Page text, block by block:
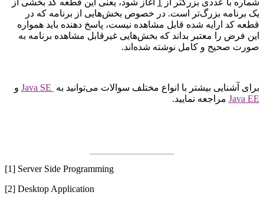
یک برنامه بزرگ‌تر است. در خصوص بخش­‌هایی از برنامه که در
قطعه کد ارایه شده قابل مشاهده نیست، پاسخ­ دهنده باید همواره
این فرض را معتبر بداند که بخش­‌هایی غیرقابل مشاهده برنامه به
صورت صحیح و کامل نوشته شده­‌اند.
برای آشنایی بیشتر با انواع مختلف سوالات می‌­توانید به
و
Java EE مراجعه نمایید.
[1] Server Side Programming
[2] Desktop Application